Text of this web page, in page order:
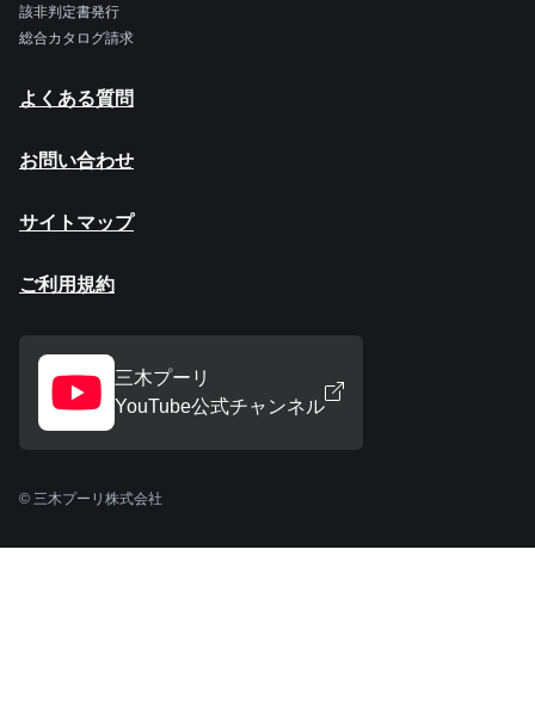
該非判定書発行
総合カタログ請求
よくある質問
お問い合わせ
サイトマップ
ご利用規約
三木プーリ
YouTube公式チャンネル
© 三木プーリ株式会社